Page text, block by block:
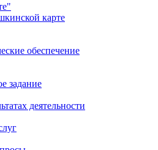
карте
обеспечение
задание
деятельности